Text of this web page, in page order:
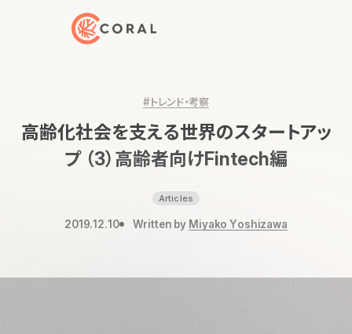
トップページへ戻る
#トレンド・考察
高齢化社会を支える世界のスタートアッ
プ （3）高齢者向けFintech編
Articles
2019.12.10 Written by Miyako Yoshizawa